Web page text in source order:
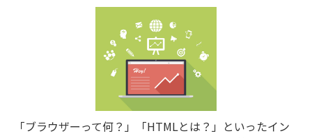
「ブラウザーって何？」「HTMLとは？」といったイン